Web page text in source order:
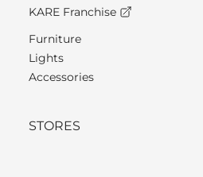
KARE Franchise
Furniture
Lights
Accessories
STORES